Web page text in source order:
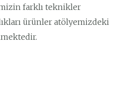
farklı teknikler
ürünler atölyemizdeki